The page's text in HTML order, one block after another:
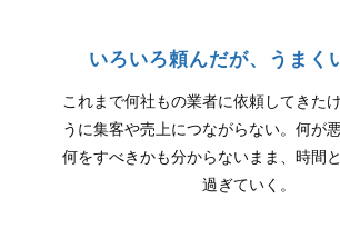
いろいろ頼んだが、うまく
これまで何社もの業者に依頼してきた
うに集客や売上につながらない。何が
何をすべきかも分からないまま、時間
過ぎていく。